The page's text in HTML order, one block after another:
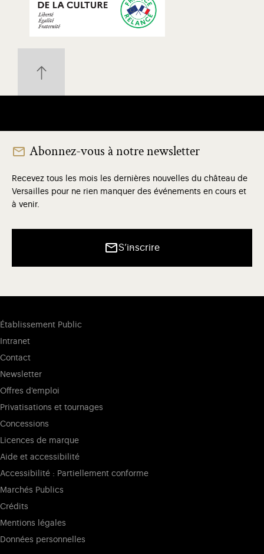
Abonnez-vous à notre newsletter
Recevez tous les mois les dernières nouvelles du château de
Versailles pour ne rien manquer des événements en cours et
à venir.
S’inscrire
Établissement Public
Intranet
Contact
Newsletter
Offres d'emploi
Privatisations et tournages
Concessions
Licences de marque
Aide et accessibilité
Accessibilité : Partiellement conforme
Marchés Publics
Crédits
Mentions légales
Données personnelles